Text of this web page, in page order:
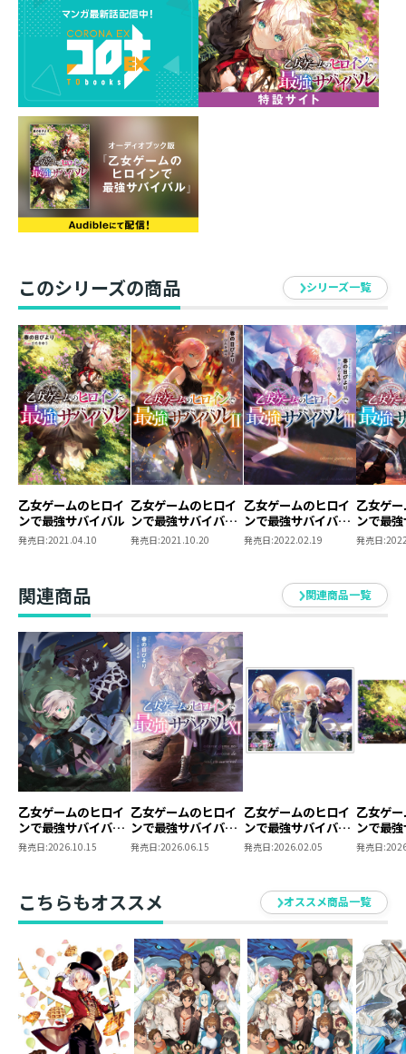
迷宮での死闘を潜り抜けたのも束の間、アリアのもとに
新たな依頼が舞い込む。それは、王立魔術学園での第一
王女エレーナの護衛であった。
今や何者にも屈しない“力”を身につけた彼女は、決意す
る。
あの日の盟友【とも】との誓いを果たす、そして今度こ
そ運命【シナリオ】をぶち壊すと――！
王家の力を削がんとする貴族派による誘拐事件、王国を
混乱させるべく蠢動する魔族の襲撃。さらにはその裏に
ちらつく因縁の相手、グレイブの影。
様々な思惑が交錯する“乙女ゲーム”の舞台で、最強主人
「あなたは、私が護る！」 壮絶＆爽快な異世界バトル
ファンタジー第５巻！
著者について
●春の日びより
ついに第二部『学園編』！（学園が舞台とは言っていな
い）がはじまります！
そして、ひたきゆう先生も絵柄の雰囲気を変えて心機一
転の新章です！
すごくきれい（語彙消滅）です。
コミカライズも雰囲気が違いますので、そちらでもお楽
しみくださいね。
今回エレーナの志に射抜かれました。
ますますかっこよく成長していくエレーナにドキドキし
ています。
私生活では、最近雷おこしを食べたんですが、美味しす
ぎてこんなに美味しかったっけ!? となりました。
大人になってから良さを知るものって多いです……。
このシリーズの商品 シリーズ一覧
乙女ゲームのヒロイ
ンで最強サバイバル
発売日:2021.04.10
乙女ゲームのヒロイ
ンで最強サバイバル
2
発売日:2021.10.20
乙女ゲームのヒロイ
ンで最強サバイバル
3
発売日:2022.02.19
乙女ゲ
ンで最
4
発売日:
関連商品 関連商品一覧
乙女ゲームのヒロイ
ンで最強サバイバル
@COMIC 第9巻
発売日:2026.10.15
乙女ゲームのヒロイ
ンで最強サバイバル
11
発売日:2026.06.15
乙女ゲームのヒロイ
ンで最強サバイバ
ル アクリルパネル
発売日:2026.02.05
乙女ゲ
ンで最
ル ラバ
発売日:
こちらもオススメ オススメ商品一覧